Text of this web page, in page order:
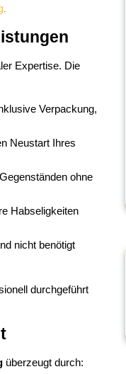
.
Expertise. Die
Verpackung,
Neustart Ihres
ohne
Habseligkeiten
nicht benötigt
durchgeführt
überzeugt durch: